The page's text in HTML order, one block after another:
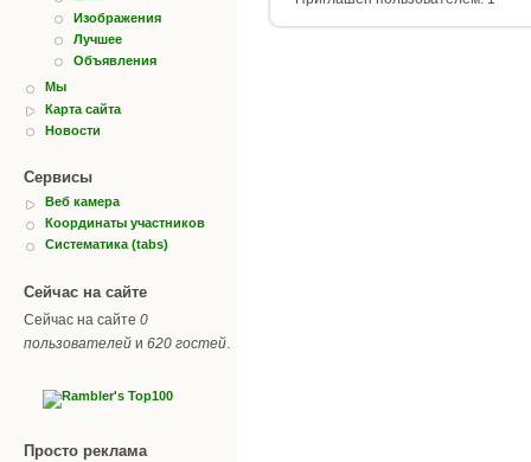
Изображения
Лучшее
Объявления
Мы
Карта сайта
Новости
Сервисы
Веб камера
Координаты участников
Систематика (tabs)
Сейчас на сайте
Сейчас на сайте 0
пользователей и 620 гостей.
Просто реклама